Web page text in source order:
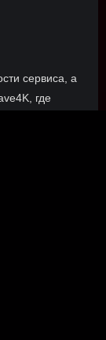
сервиса, а
где